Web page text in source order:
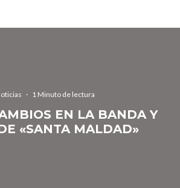
· 1 Minuto de lectura
EN LA BANDA Y
«SANTA MALDAD»